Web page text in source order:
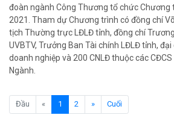
đoàn ngành Công Thương tổ chức Chương
2021. Tham dự Chương trình có đồng chí
tịch Thường trực LĐLĐ tỉnh, đồng chí
UVBTV, Trưởng Ban Tài chính LĐLĐ tỉnh,
doanh nghiệp và 200 CNLĐ thuộc các
Ngành.
Đầu « 1 (current)
2 » Cuối
Bàn giao Mái ấm công đoàn cho 2 đoàn
phường Tân An
Liên đoàn Lao động tỉnh trao tặng 100 bộ bút
ĐỜI ĐỜI GHI NHỚ CÔNG ƠN CÁC ANH